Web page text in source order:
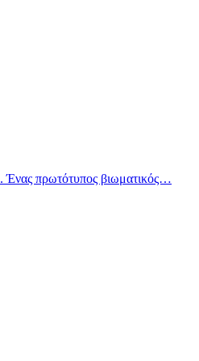
Ένας πρωτότυπος βιωματικός…